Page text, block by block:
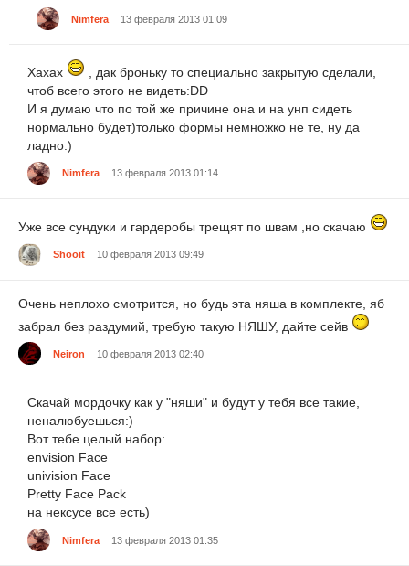
Nimfera 13 февраля 2013 01:09
Хахах
, дак броньку то специально закрытую сделали,
чтоб всего этого не видеть:DD
И я думаю что по той же причине она и на унп сидеть
нормально будет)только формы немножко не те, ну да
ладно:)
Nimfera 13 февраля 2013 01:14
Уже все сундуки и гардеробы трещят по швам ,но скачаю
Shooit 10 февраля 2013 09:49
Очень неплохо смотрится, но будь эта няша в комплекте, яб
забрал без раздумий, требую такую НЯШУ, дайте сейв
Neiron 10 февраля 2013 02:40
Скачай мордочку как у "няши" и будут у тебя все такие,
неналюбуешься:)
Вот тебе целый набор:
envision Face
univision Face
Pretty Face Pack
на нексусе все есть)
Nimfera 13 февраля 2013 01:35